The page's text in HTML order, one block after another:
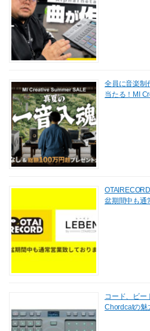
全員に音楽制
当たる！MI
盆期間中も通
コード、ビー
Chordcatの魅